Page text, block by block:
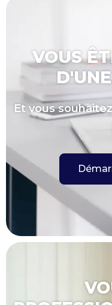
VOUS
Et vous